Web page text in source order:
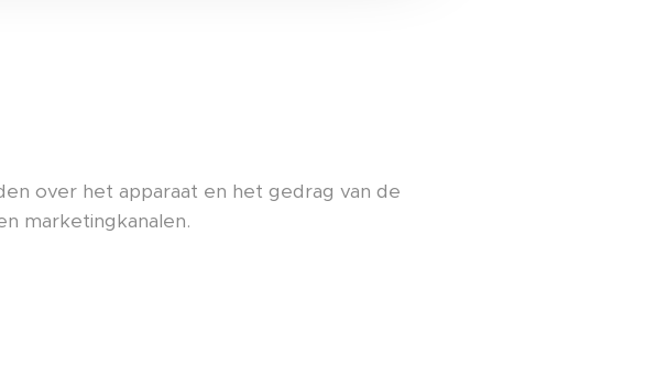
over het apparaat en het gedrag van de
marketingkanalen.